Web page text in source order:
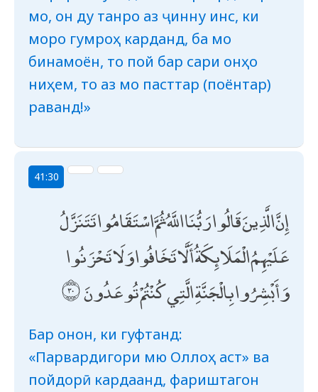
мо, он ду танро аз ҷинну инс, ки
моро гумроҳ карданд, ба мо
бинамоён, то пой бар сари онҳо
ниҳем, то аз мо пасттар (поёнтар)
раванд!»
41:30
إِنَّ الَّذِينَ قَالُوا رَبُّنَا اللَّهُ ثُمَّ اسْتَقَامُوا تَتَنَزَّلُ
عَلَيْهِمُ الْمَلَائِكَةُ أَلَّا تَخَافُوا وَلَا تَحْزَنُوا
وَأَبْشِرُوا بِالْجَنَّةِ الَّتِي كُنْتُمْ تُوعَدُونَ
Бар онон, ки гуфтанд:
«Парвардигори мю Оллоҳ аст» ва
пойдорӣ кардаанд, фариштагон